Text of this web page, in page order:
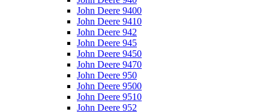
John Deere 9400
John Deere 9410
John Deere 942
John Deere 945
John Deere 9450
John Deere 9470
John Deere 950
John Deere 9500
John Deere 9510
John Deere 952